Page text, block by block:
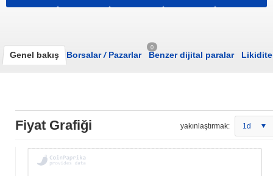
Genel bakış Borsalar/Pazarlar
0
Benzer dijital paralar Likidite
Fiyat Grafiği yakınlaştırmak: 1d